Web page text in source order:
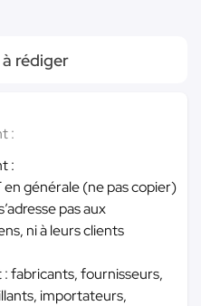
rédiger
:
:
générale (ne pas copier)
pas aux
ni à leurs clients
: fabricants, fournisseurs,
importateurs,